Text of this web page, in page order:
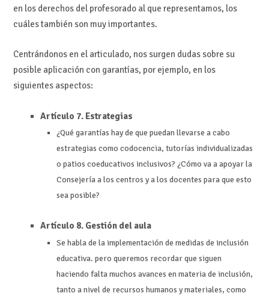
en los derechos del profesorado al que representamos, los
cuáles también son muy importantes.
Centrándonos en el articulado, nos surgen dudas sobre su
posible aplicación con garantías, por ejemplo, en los
siguientes aspectos:
Artículo 7. Estrategias
¿Qué garantías hay de que puedan llevarse a cabo
estrategias como codocencia, tutorías individualizadas
o patios coeducativos inclusivos? ¿Cómo va a apoyar la
Consejería a los centros y a los docentes para que esto
sea posible?
Artículo 8. Gestión del aula
Se habla de la implementación de medidas de inclusión
educativa. pero queremos recordar que siguen
haciendo falta muchos avances en materia de inclusión,
tanto a nivel de recursos humanos y materiales, como